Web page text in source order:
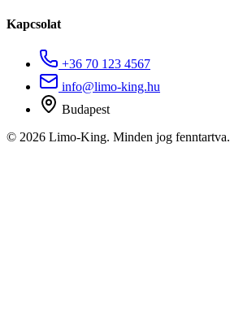
Kapcsolat
+36 70 123 4567
info@limo-king.hu
Budapest
© 2026 Limo-King. Minden jog fenntartva.